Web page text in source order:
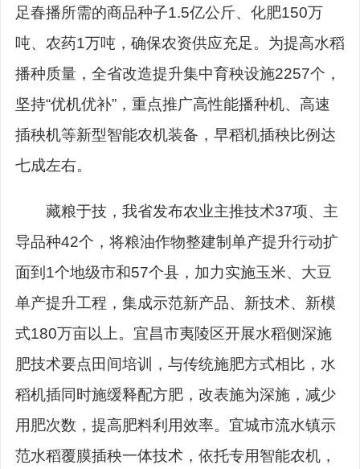
足春播所需的商品种子1.5亿公斤、化肥150万
吨、农药1万吨，确保农资供应充足。为提高水稻
播种质量，全省改造提升集中育秧设施2257个，
坚持“优机优补”，重点推广高性能播种机、高速
插秧机等新型智能农机装备，早稻机插秧比例达
七成左右。
藏粮于技，我省发布农业主推技术37项、主
导品种42个，将粮油作物整建制单产提升行动扩
面到1个地级市和57个县，加力实施玉米、大豆
单产提升工程，集成示范新产品、新技术、新模
式180万亩以上。宜昌市夷陵区开展水稻侧深施
肥技术要点田间培训，与传统施肥方式相比，水
稻机插同时施缓释配方肥，改表施为深施，减少
用肥次数，提高肥料利用效率。宜城市流水镇示
范水稻覆膜插秧一体技术，依托专用智能农机，